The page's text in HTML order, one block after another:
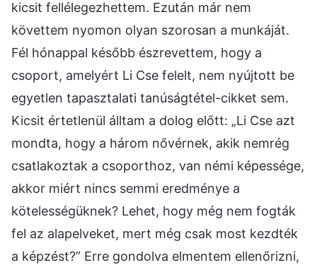
kicsit fellélegezhettem. Ezután már nem
követtem nyomon olyan szorosan a munkáját.
Fél hónappal később észrevettem, hogy a
csoport, amelyért Li Cse felelt, nem nyújtott be
egyetlen tapasztalati tanúságtétel-cikket sem.
Kicsit értetlenül álltam a dolog előtt: „Li Cse azt
mondta, hogy a három nővérnek, akik nemrég
csatlakoztak a csoporthoz, van némi képessége,
akkor miért nincs semmi eredménye a
kötelességüknek? Lehet, hogy még nem fogták
fel az alapelveket, mert még csak most kezdték
a képzést?” Erre gondolva elmentem ellenőrizni,